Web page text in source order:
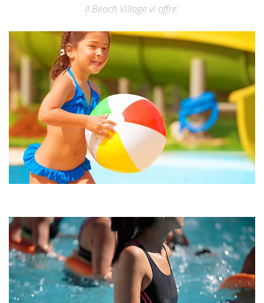
Il Beach Village vi offre: